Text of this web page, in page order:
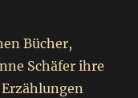
Bücher,
Schäfer ihre